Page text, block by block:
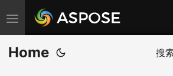
切
换
导
Home 搜